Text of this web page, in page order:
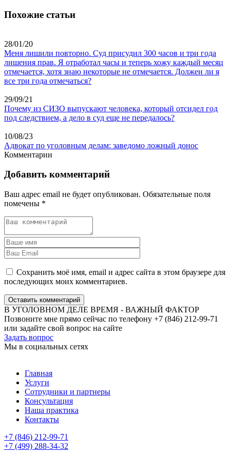
Похожие статьи
28/01/20
Меня лишили повторно. Суд присудил 300 часов и три года
лишения прав. Я отработал часы и теперь хожу каждый месяц
отмечается, хотя знаю некоторые не отмечается. Должен ли я
все три года отмечаться?
29/09/21
Почему из СИЗО выпускают человека, который отсидел год
под следствием, а дело в суд еще не передалось?
10/08/23
Адвокат по уголовным делам: заведомо ложный донос
Комментарии
Добавить комментарий
Ваш адрес email не будет опубликован. Обязательные поля
помечены *
Сохранить моё имя, email и адрес сайта в этом браузере для
последующих моих комментариев.
Оставить комментарий
В УГОЛОВНОМ ДЕЛЕ ВРЕМЯ - ВАЖНЫЙ ФАКТОР
Позвоните мне прямо сейчас по телефону +7 (846) 212-99-71
или задайте свой вопрос на сайте
Задать вопрос
Мы в социальных сетях
Главная
Услуги
Сотрудники и партнеры
Консультация
Наша практика
Контакты
+7 (846) 212-99-71
+7 (499) 288-34-32